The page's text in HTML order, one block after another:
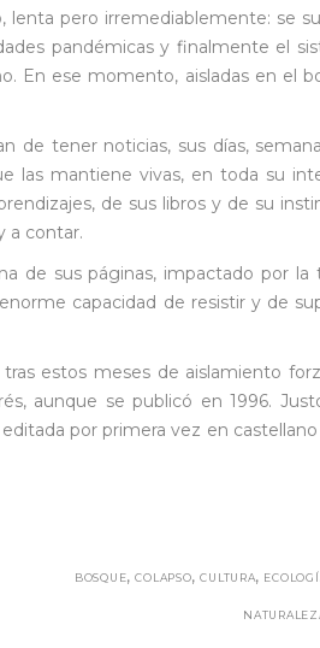
lenta pero irremediablemente: se
pandémicas y finalmente el
En ese momento, aisladas en el
tener noticias, sus días,
las mantiene vivas, en toda su
de sus libros y de su
a contar.
de sus páginas, impactado por la
capacidad de resistir y de
estos meses de aislamiento
aunque se publicó en 1996.
por primera vez en castellano
BOSQUE,COLAPSO,CULTURA,